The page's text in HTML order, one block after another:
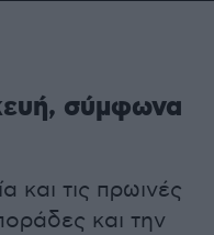
σύμφωνα
και τις πρωινές
και την